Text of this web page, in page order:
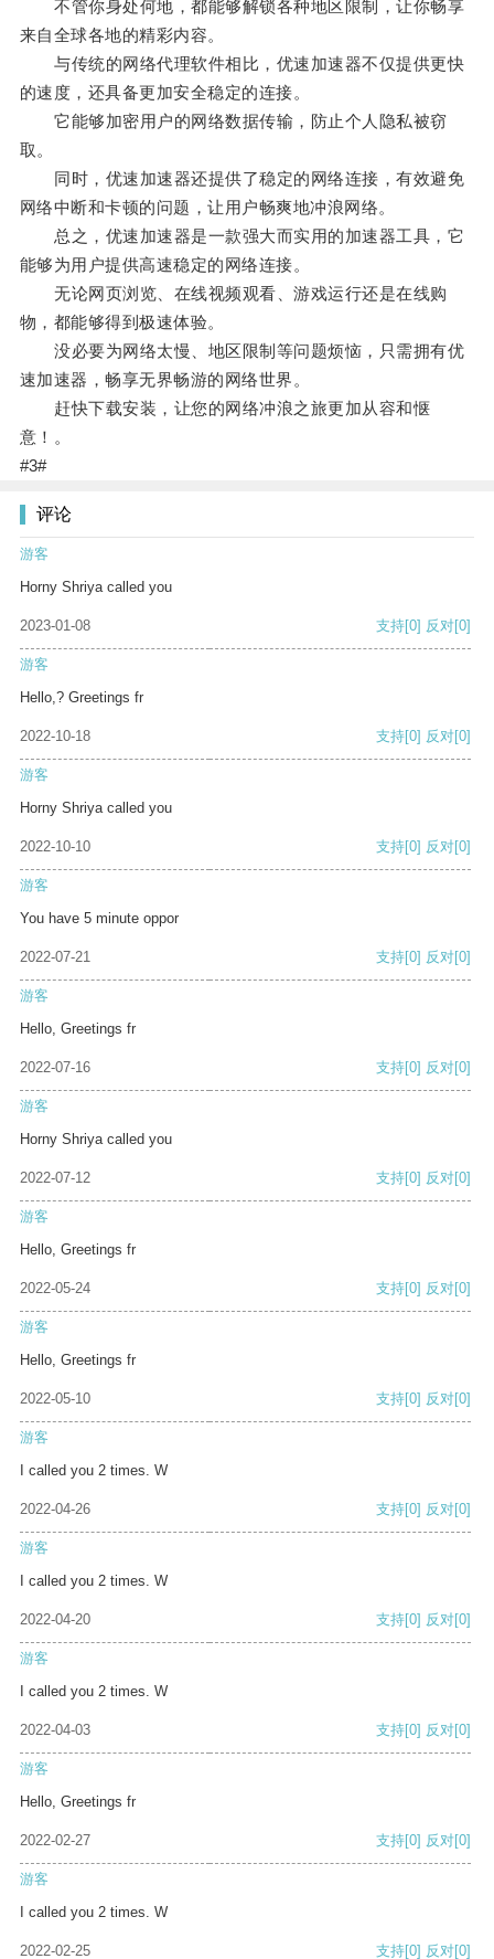
不管你身处何地，都能够解锁各种地区限制，让你畅享
来自全球各地的精彩内容。
与传统的网络代理软件相比，优速加速器不仅提供更快
的速度，还具备更加安全稳定的连接。
它能够加密用户的网络数据传输，防止个人隐私被窃
取。
同时，优速加速器还提供了稳定的网络连接，有效避免
网络中断和卡顿的问题，让用户畅爽地冲浪网络。
总之，优速加速器是一款强大而实用的加速器工具，它
能够为用户提供高速稳定的网络连接。
无论网页浏览、在线视频观看、游戏运行还是在线购
物，都能够得到极速体验。
没必要为网络太慢、地区限制等问题烦恼，只需拥有优
速加速器，畅享无界畅游的网络世界。
赶快下载安装，让您的网络冲浪之旅更加从容和惬
意！。
#3#
评论
游客
Horny Shriya called you
2023-01-08 支持[0] 反对[0]
游客
Hello,? Greetings fr
2022-10-18 支持[0] 反对[0]
游客
Horny Shriya called you
2022-10-10 支持[0] 反对[0]
游客
You have 5 minute oppor
2022-07-21 支持[0] 反对[0]
游客
Hello, Greetings fr
2022-07-16 支持[0] 反对[0]
游客
Horny Shriya called you
2022-07-12 支持[0] 反对[0]
游客
Hello, Greetings fr
2022-05-24 支持[0] 反对[0]
游客
Hello, Greetings fr
2022-05-10 支持[0] 反对[0]
游客
I called you 2 times. W
2022-04-26 支持[0] 反对[0]
游客
I called you 2 times. W
2022-04-20 支持[0] 反对[0]
游客
I called you 2 times. W
2022-04-03 支持[0] 反对[0]
游客
Hello, Greetings fr
2022-02-27 支持[0] 反对[0]
游客
I called you 2 times. W
2022-02-25 支持[0] 反对[0]